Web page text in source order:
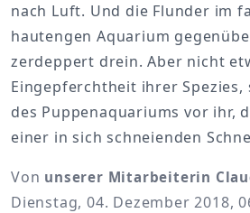
nach Luft. Und die Flunder im
hautengen Aquarium
zerdeppert drein. Aber nicht
Eingepferchtheit ihrer Spezies,
des Puppenaquariums vor ihr,
einer in sich schneienden
Von unserer Mitarbeiterin
Dienstag, 04. Dezember 2018,